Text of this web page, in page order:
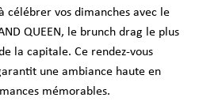
célébrer vos dimanches avec le
QUEEN, le brunch drag le plus
la capitale. Ce rendez-vous
une ambiance haute en
mémorables.